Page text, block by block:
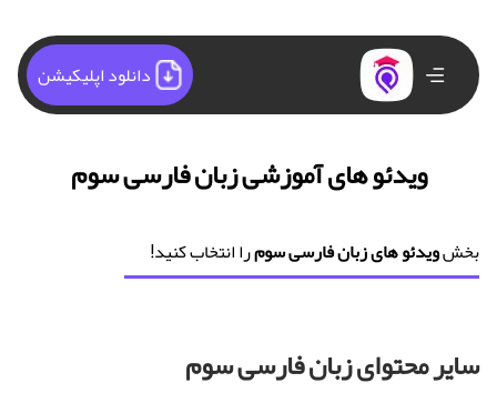
دانلود اپلیکیشن
ویدئو های آموزشی زبان فارسی سوم
بخشویدئو های زبان فارسی سومرا انتخاب کنید!
سایر محتوای زبان فارسی سوم